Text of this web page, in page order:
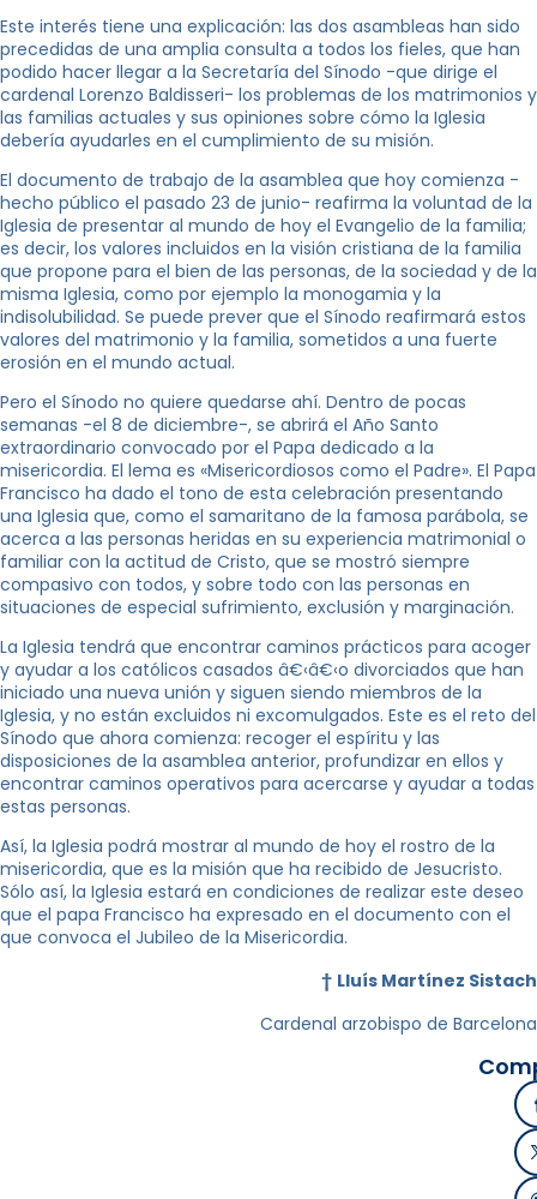
Este interés tiene una explicación: las dos asambleas han sido
precedidas de una amplia consulta a todos los fieles, que han
podido hacer llegar a la Secretaría del Sínodo -que dirige el
cardenal Lorenzo Baldisseri- los problemas de los matrimonios y
las familias actuales y sus opiniones sobre cómo la Iglesia
debería ayudarles en el cumplimiento de su misión.
El documento de trabajo de la asamblea que hoy comienza -
hecho público el pasado 23 de junio- reafirma la voluntad de la
Iglesia de presentar al mundo de hoy el Evangelio de la familia;
es decir, los valores incluidos en la visión cristiana de la familia
que propone para el bien de las personas, de la sociedad y de la
misma Iglesia, como por ejemplo la monogamia y la
indisolubilidad. Se puede prever que el Sínodo reafirmará estos
valores del matrimonio y la familia, sometidos a una fuerte
erosión en el mundo actual.
Pero el Sínodo no quiere quedarse ahí. Dentro de pocas
semanas -el 8 de diciembre-, se abrirá el Año Santo
extraordinario convocado por el Papa dedicado a la
misericordia. El lema es «Misericordiosos como el Padre». El Papa
Francisco ha dado el tono de esta celebración presentando
una Iglesia que, como el samaritano de la famosa parábola, se
acerca a las personas heridas en su experiencia matrimonial o
familiar con la actitud de Cristo, que se mostró siempre
compasivo con todos, y sobre todo con las personas en
situaciones de especial sufrimiento, exclusión y marginación.
La Iglesia tendrá que encontrar caminos prácticos para acoger
y ayudar a los católicos casados â€‹â€‹o divorciados que han
iniciado una nueva unión y siguen siendo miembros de la
Iglesia, y no están excluidos ni excomulgados. Este es el reto del
Sínodo que ahora comienza: recoger el espíritu y las
disposiciones de la asamblea anterior, profundizar en ellos y
encontrar caminos operativos para acercarse y ayudar a todas
estas personas.
Así, la Iglesia podrá mostrar al mundo de hoy el rostro de la
misericordia, que es la misión que ha recibido de Jesucristo.
Sólo así, la Iglesia estará en condiciones de realizar este deseo
que el papa Francisco ha expresado en el documento con el
que convoca el Jubileo de la Misericordia.
† Lluís Martínez Sistach
Cardenal arzobispo de Barcelona